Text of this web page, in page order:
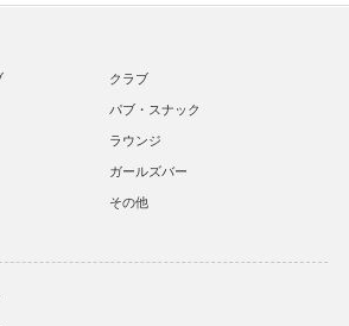
クラブ
パブ・スナック
ラウンジ
ガールズバー
その他